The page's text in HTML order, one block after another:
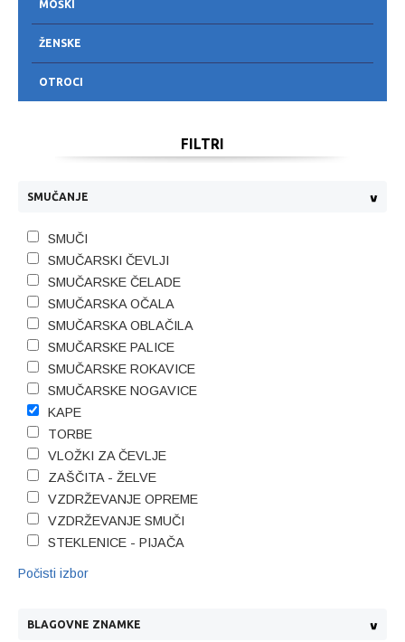
MOŠKI
ŽENSKE
OTROCI
FILTRI
SMUČANJE
SMUČI
SMUČARSKI ČEVLJI
SMUČARSKE ČELADE
SMUČARSKA OČALA
SMUČARSKA OBLAČILA
SMUČARSKE PALICE
SMUČARSKE ROKAVICE
SMUČARSKE NOGAVICE
KAPE
TORBE
VLOŽKI ZA ČEVLJE
ZAŠČITA - ŽELVE
VZDRŽEVANJE OPREME
VZDRŽEVANJE SMUČI
STEKLENICE - PIJAČA
Počisti izbor
BLAGOVNE ZNAMKE